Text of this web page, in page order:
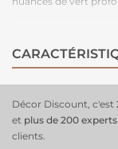
et de sérénité en
apaisant.Facile à
ambiance végétale
Décor Discount, c'est
et plus de 200 experts
clients.